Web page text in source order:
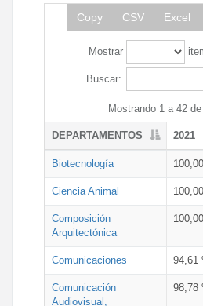
Copy CSV Excel
Mostrar
Buscar:
Mostrando 1 a 42
DEPARTAMENTOS 2021
Biotecnología
Ciencia Animal
Composición
Arquitectónica
Comunicaciones 94,61
Comunicación
Audiovisual,
98,78